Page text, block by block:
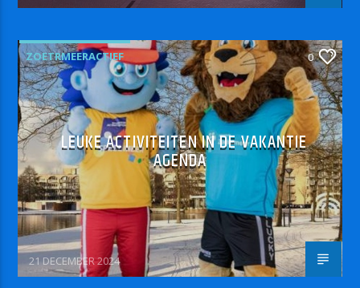
ZOETRMEERACTIEF 0
LEUKE ACTIVITEITEN IN DE VAKANTIE
AGENDA
21 DECEMBER 2024